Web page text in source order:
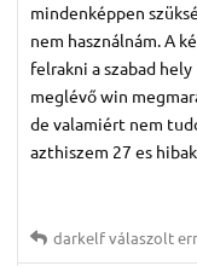
mindenképpen
nem használnám. A
felrakni a szabad
meglévő win
de valamiért nem
azthiszem 27 es
darkelfválaszolt